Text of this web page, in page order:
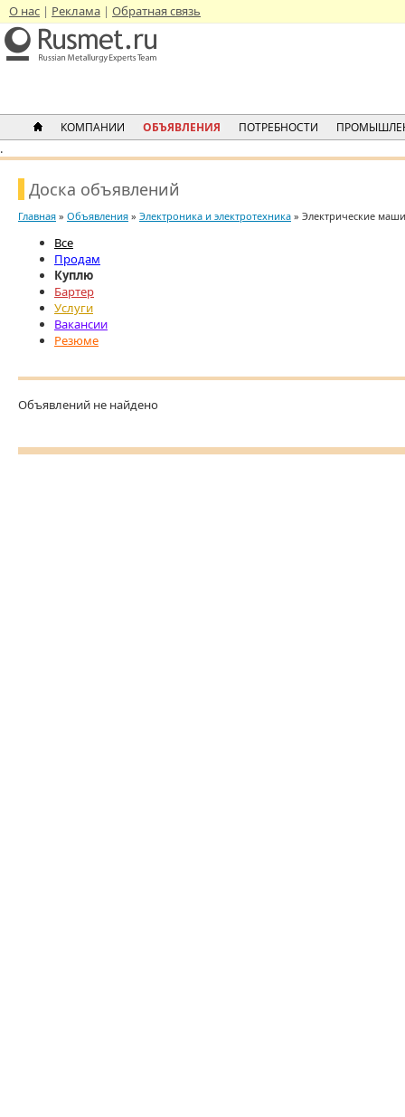
О нас Реклама Обратная связь
КОМПАНИИ ОБЪЯВЛЕНИЯ ПОТРЕБНОСТИ
.
Доска объявлений
Главная » Объявления » Электроника и электротехника » Электрические
Все
Продам
Куплю
Бартер
Услуги
Вакансии
Резюме
Объявлений не найдено